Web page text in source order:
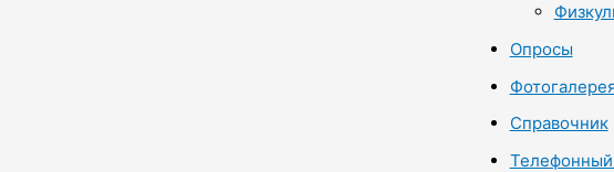
Опросы
Справочник